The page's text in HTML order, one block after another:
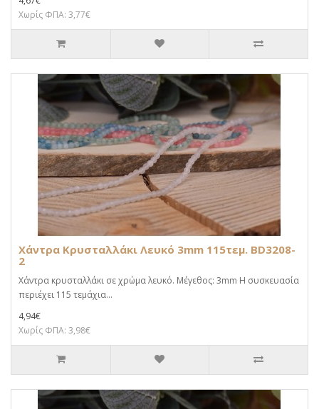
Χωρίς ΦΠΑ: 3,77€
Χάντρα Κρυσταλλάκι Λευκό 3mm 115τεμ. BD3208-
2
Χάντρα κρυσταλλάκι σε χρώμα λευκό. Μέγεθος: 3mm Η συσκευασία
περιέχει 115 τεμάχια...
4,94€
Χωρίς ΦΠΑ: 3,98€